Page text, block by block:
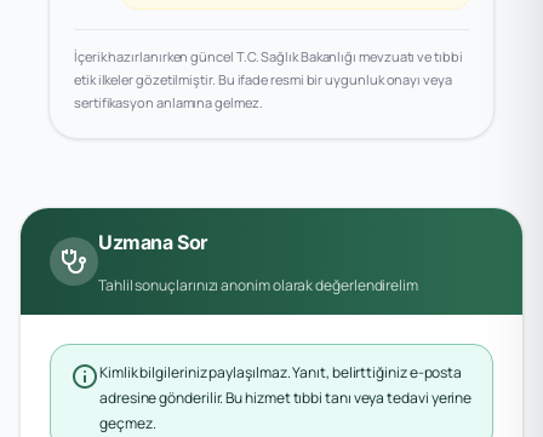
İçerik hazırlanırken güncel T.C. Sağlık Bakanlığı mevzuatı ve tıbbi
etik ilkeler gözetilmiştir. Bu ifade resmi bir uygunluk onayı veya
sertifikasyon anlamına gelmez.
stethoscope
Uzmana Sor
Tahlil sonuçlarınızı anonim olarak değerlendirelim
infoKimlik bilgileriniz paylaşılmaz. Yanıt, belirttiğiniz e-posta
adresine gönderilir. Bu hizmet tıbbi tanı veya tedavi yerine
geçmez.